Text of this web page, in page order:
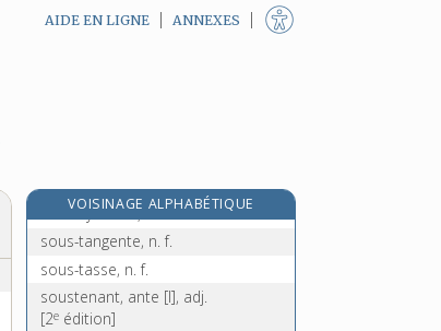
AIDE EN LIGNE ANNEXES
VOISINAGE ALPHABÉTIQUE
sous-station, n. f.
sous-système, n. m.
sous-tangente, n. f.
sous-tasse, n. f.
soustenant, ante [I], adj.
[2e édition]